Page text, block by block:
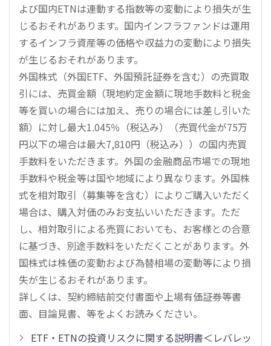
よび国内ETNは連動する指数等の変動により損失が生
じるおそれがあります。国内インフラファンドは運用
するインフラ資産等の価格や収益力の変動により損失
が生じるおそれがあります。
外国株式（外国ETF、外国預託証券を含む）の売買取
引には、売買金額（現地約定金額に現地手数料と税金
等を買いの場合には加え、売りの場合には差し引いた
額）に対し最大1.045％（税込み）（売買代金が75万
円以下の場合は最大7,810円（税込み））の国内売買
手数料をいただきます。外国の金融商品市場での現地
手数料や税金等は国や地域により異なります。外国株
式を相対取引（募集等を含む）によりご購入いただく
場合は、購入対価のみお支払いいただきます。ただ
し、相対取引による売買においても、お客様との合意
に基づき、別途手数料をいただくことがあります。外
国株式は株価の変動および為替相場の変動等により損
失が生じるおそれがあります。
詳しくは、契約締結前交付書面や上場有価証券等書
面、目論見書、等をよくお読みください。
ETF・ETNの投資リスクに関する説明書＜レバレッ